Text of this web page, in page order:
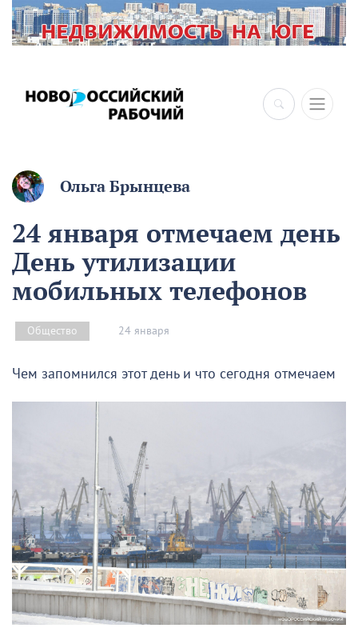
×
Ольга Брынцева
24 января отмечаем день
День утилизации
мобильных телефонов
Общество 24 января
Чем запомнился этот день и что сегодня отмечаем